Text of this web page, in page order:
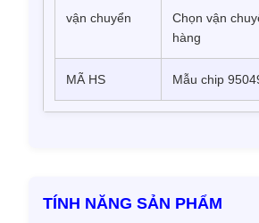
vận chuyển
Chọn vận
hàng
MÃ HS Mẫu chip
TÍNH NĂNG SẢN PHẨM